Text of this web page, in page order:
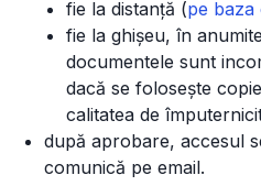
fie la distanță (pe baza
fie la ghișeu, în
documentele sunt
dacă se folosește
calitatea de
după aprobare, accesul
comunică pe email.